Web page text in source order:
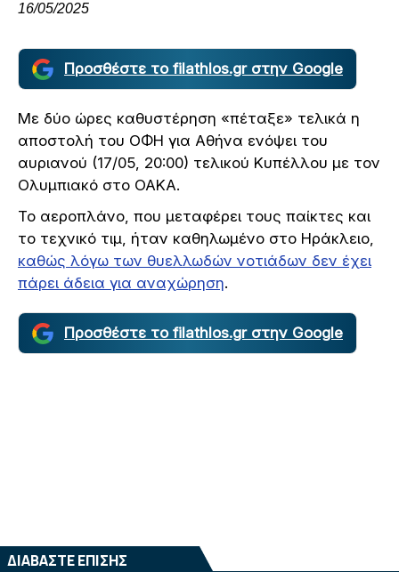
16/05/2025
Προσθέστε το filathlos.gr στην Google
Με δύο ώρες καθυστέρηση «πέταξε» τελικά η
αποστολή του ΟΦΗ για Αθήνα ενόψει του
αυριανού (17/05, 20:00) τελικού Κυπέλλου με τον
Ολυμπιακό στο ΟΑΚΑ.
Το αεροπλάνο, που μεταφέρει τους παίκτες και
το τεχνικό τιμ, ήταν καθηλωμένο στο Ηράκλειο,
καθώς λόγω των θυελλωδών νοτιάδων δεν έχει
πάρει άδεια για αναχώρηση.
Προσθέστε το filathlos.gr στην Google
ΔΙΑΒΑΣΤΕ ΕΠΙΣΗΣ